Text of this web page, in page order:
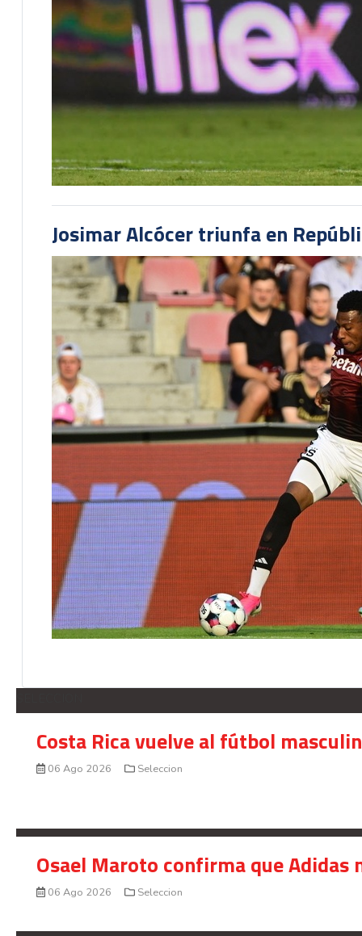
Josimar Alcócer triunfa en
Costa Rica vuelve al fútbol
06 Ago 2026 Seleccion
Osael Maroto confirma que Adidas
06 Ago 2026 Seleccion